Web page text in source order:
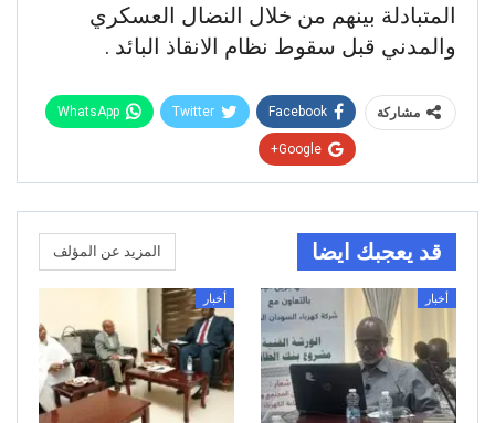
المتبادلة بينهم من خلال النضال العسكري
والمدني قبل سقوط نظام الانقاذ البائد .
مشاركة Facebook
Twitter
WhatsApp
Google+
قد يعجبك ايضا المزيد عن المؤلف
أخبار أخبار